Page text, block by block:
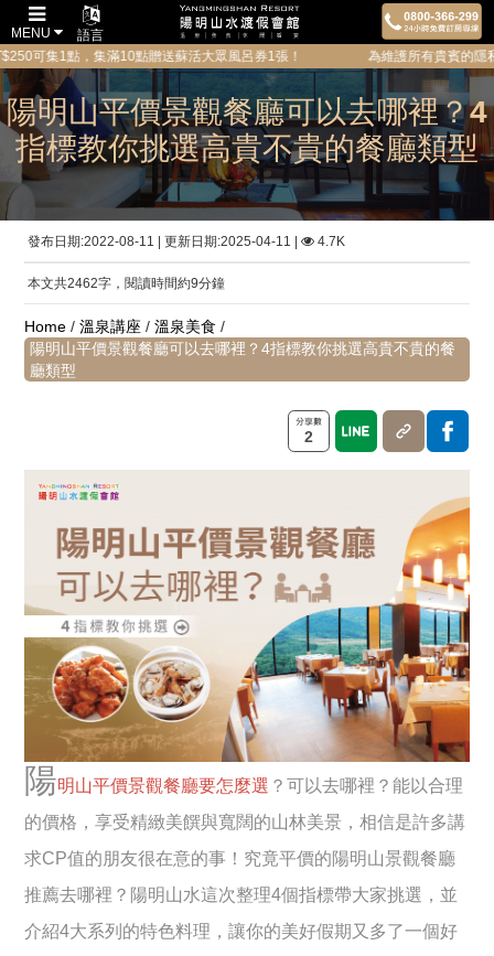
語言
MENU
10點贈送蘇活大眾風呂券1張！ 為維護所有貴賓的隱私與安全，戶外風呂
陽明山平價景觀餐廳可以去哪裡？4
指標教你挑選高貴不貴的餐廳類型
發布日期:2022-08-11 | 更新日期:2025-04-11 | 4.7K
本文共2462字，閱讀時間約9分鐘
Home /溫泉講座 /溫泉美食 /
陽明山平價景觀餐廳可以去哪裡？4指標教你挑選高貴不貴的餐
廳類型
2
陽明山平價景觀餐廳要怎麼選 ？可以去哪裡？能以合理
的價格，享受精緻美饌與寬闊的山林美景，相信是許多講
求CP值的朋友很在意的事！究竟平價的陽明山景觀餐廳
推薦去哪裡？陽明山水這次整理4個指標帶大家挑選，並
介紹4大系列的特色料理，讓你的美好假期又多了一個好